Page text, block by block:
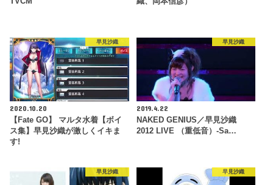
早見沙織
2020.10.20
【Fate GO】 マルタ水着【ボイ
ス集】早見沙織が激しくイキま
す!
早見沙織
2019.4.22
NAKED GENIUS／早見沙織
2012 LIVE （重低音）-Sa…
早見沙織 早見沙織